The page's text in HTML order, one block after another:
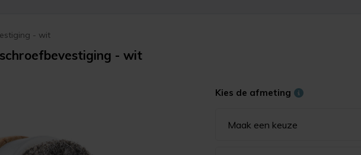
- wit
- wit
Kies de afmeting
Maak een keuze